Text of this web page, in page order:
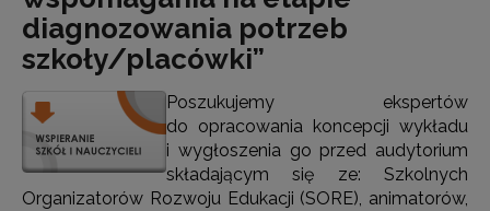
diagnozowania potrzeb
szkoły/placówki”
Poszukujemy ekspertów
do opracowania koncepcji wykładu
i wygłoszenia go przed audytorium
składającym się ze: Szkolnych
Organizatorów Rozwoju Edukacji (SORE), animatorów,